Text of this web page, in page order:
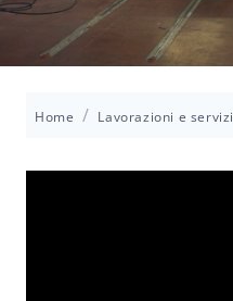
Home / Lavorazioni e servizi